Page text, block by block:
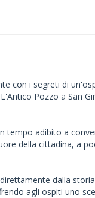
con i segreti di
Pozzo a San
tempo adibito a
della cittadina, a
dalla
agli ospiti uno